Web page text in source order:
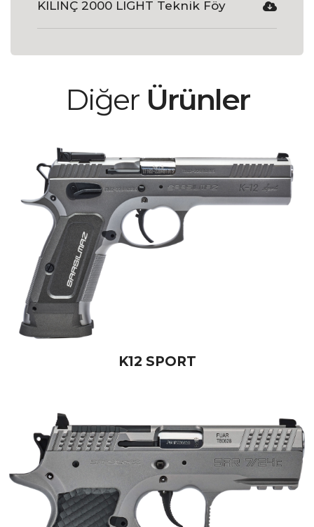
KILINÇ 2000 LIGHT Teknik Föy
Diğer Ürünler
K12 SPORT